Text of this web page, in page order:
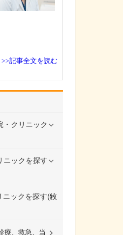
・クリニック
ニックを探す
ニックを探す(牧
療、救急、当
>>記事全文を読む